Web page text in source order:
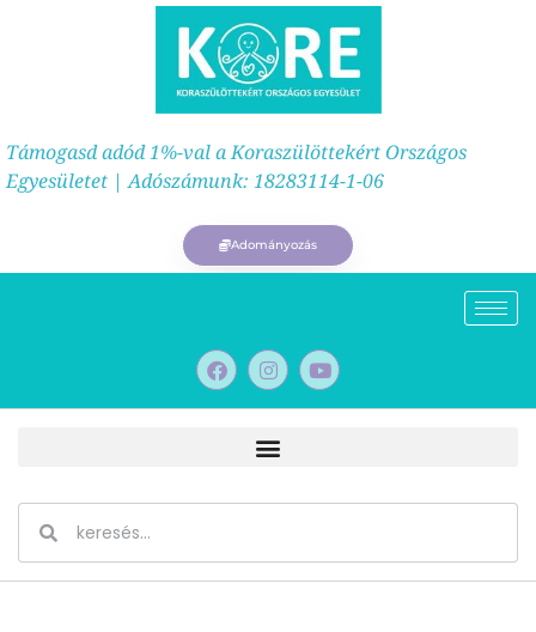
Támogasd adód 1%-val a Koraszülöttekért Országos
Egyesületet | Adószámunk: 18283114-1-06
Adományozás